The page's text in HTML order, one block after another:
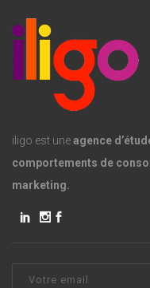
iligo est uneagence
comportements de
marketing.